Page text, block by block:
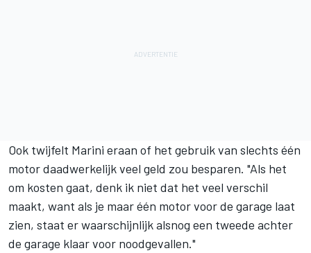
Ook twijfelt Marini eraan of het gebruik van slechts één
motor daadwerkelijk veel geld zou besparen. "Als het
om kosten gaat, denk ik niet dat het veel verschil
maakt, want als je maar één motor voor de garage laat
zien, staat er waarschijnlijk alsnog een tweede achter
de garage klaar voor noodgevallen."